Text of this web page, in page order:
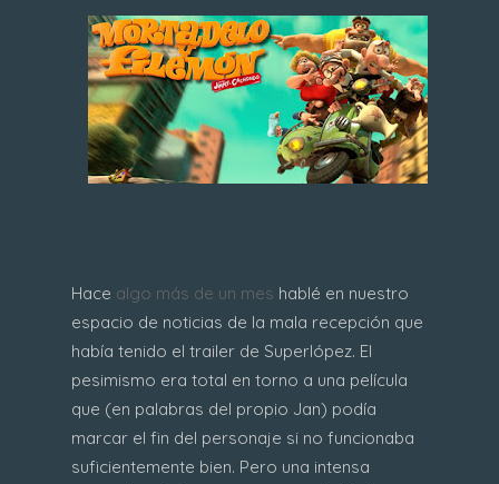
Hace algo más de un mes hablé en nuestro
espacio de noticias de la mala recepción que
había tenido el trailer de Superlópez. El
pesimismo era total en torno a una película
que (en palabras del propio Jan) podía
marcar el fin del personaje si no funcionaba
suficientemente bien. Pero una intensa